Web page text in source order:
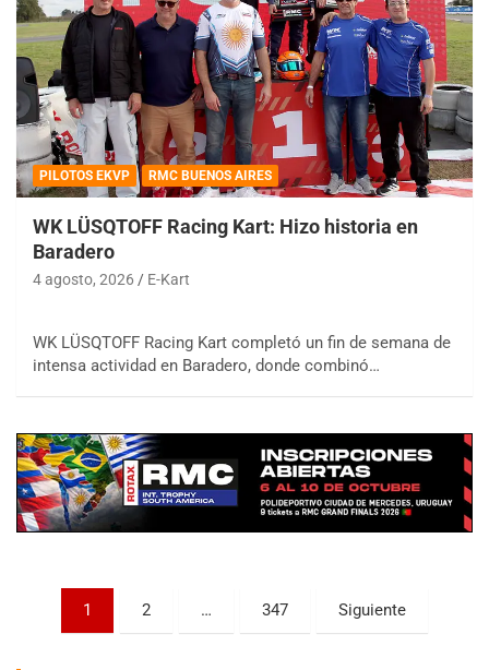
PILOTOS EKVP RMC BUENOS AIRES
WK LÜSQTOFF Racing Kart: Hizo historia en
Baradero
4 agosto, 2026 E-Kart
WK LÜSQTOFF Racing Kart completó un fin de semana de
intensa actividad en Baradero, donde combinó…
Paginación
1 2 … 347 Siguiente
COBERTURA ESPECIAL DE E-KART.COM.AR
08/09-AGO
Baradero (Buenos Aires)
KDO - F6
Ciudad de Trenque Lauquen (Asfalto)
Trenque Lauquen (Buenos Aires)
Villaguay (Entre Ríos)